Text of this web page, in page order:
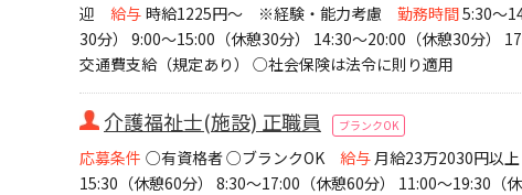
迎
給与 時給1225円～ ※経験・能力考慮 勤務時間5:30～
30分） 9:00～15:00（休憩30分） 14:30～20:00（休憩30分）
交通費支給（規定あり） ○社会保険は法令に則り適用
介護福祉士(施設) 正職員 ブランクOK
応募条件 ○有資格者 ○ブランクOK 給与 月給23万2030円以
15:30（休憩60分） 8:30～17:00（休憩60分） 11:00～19:30（